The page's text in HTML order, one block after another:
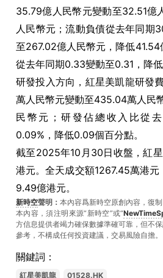
35.79億人民幣元變動至32.51億
人民幣元；流動負債從去年同期
至267.02億人民幣元，降低
從去年同期0.33變動至0.31，降
研發投入方向，紅星美凱龍研發
萬人民幣元變動至435.04萬人民
民幣元；研發佔總收入比從
0.09%，降低0.09個百分點。
截至2025年10月30日收盤，紅
港元。全天成交額1267.45萬港
9.49億港元。
新時空聲明： 本內容爲新時空原創內容，復
本內容，須注明來源“新時空”或“
方信息提供者竭力確保數據準確可靠，但不
參考，不構成任何投資建議，交易風險自擔。
關鍵詞：
紅星美凱龍 01528.HK